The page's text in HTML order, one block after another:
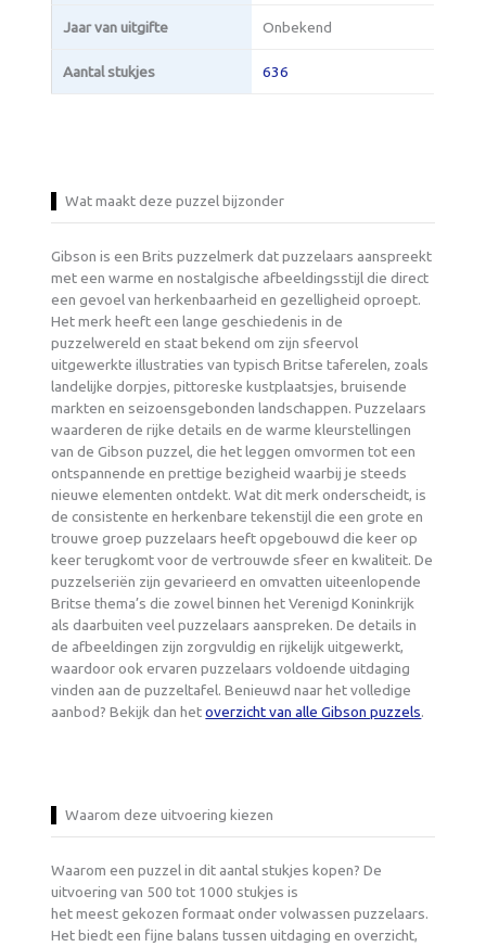
Jaar van uitgifte Onbekend
Aantal stukjes 636
Wat maakt deze puzzel bijzonder
Gibson is een Brits puzzelmerk dat puzzelaars aanspreekt
met een warme en nostalgische afbeeldingsstijl die direct
een gevoel van herkenbaarheid en gezelligheid oproept.
Het merk heeft een lange geschiedenis in de
puzzelwereld en staat bekend om zijn sfeervol
uitgewerkte illustraties van typisch Britse taferelen, zoals
landelijke dorpjes, pittoreske kustplaatsjes, bruisende
markten en seizoensgebonden landschappen. Puzzelaars
waarderen de rijke details en de warme kleurstellingen
van de Gibson puzzel, die het leggen omvormen tot een
ontspannende en prettige bezigheid waarbij je steeds
nieuwe elementen ontdekt. Wat dit merk onderscheidt, is
de consistente en herkenbare tekenstijl die een grote en
trouwe groep puzzelaars heeft opgebouwd die keer op
keer terugkomt voor de vertrouwde sfeer en kwaliteit. De
puzzelseriën zijn gevarieerd en omvatten uiteenlopende
Britse thema’s die zowel binnen het Verenigd Koninkrijk
als daarbuiten veel puzzelaars aanspreken. De details in
de afbeeldingen zijn zorgvuldig en rijkelijk uitgewerkt,
waardoor ook ervaren puzzelaars voldoende uitdaging
vinden aan de puzzeltafel. Benieuwd naar het volledige
aanbod? Bekijk dan hetoverzicht van alle Gibson puzzels.
Waarom deze uitvoering kiezen
Waarom een puzzel in dit aantal stukjes kopen? De
uitvoering van 500 tot 1000 stukjes is
het meest gekozen formaat onder volwassen puzzelaars.
Het biedt een fijne balans tussen uitdaging en overzicht,